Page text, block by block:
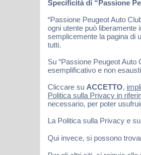
Specificità di “Passione
“Passione Peugeot Auto
ogni utente può liberamente
semplicemente la pagina di
tutti.
Su “Passione Peugeot
esemplificativo e non
Cliccare su ACCETTO,
Politica sulla Privacy in
necessario, per poter
La Politica sulla Privacy e
Qui invece, si possono